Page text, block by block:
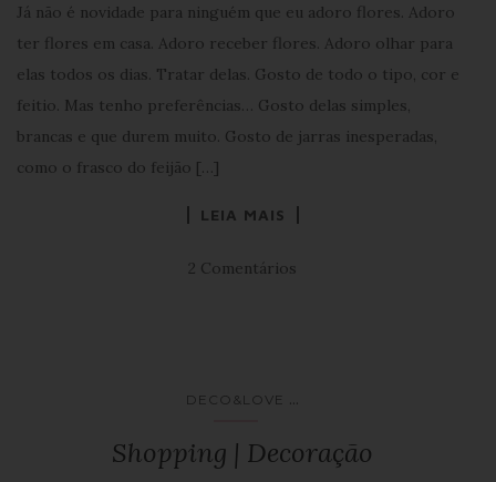
Já não é novidade para ninguém que eu adoro flores. Adoro
ter flores em casa. Adoro receber flores. Adoro olhar para
elas todos os dias. Tratar delas. Gosto de todo o tipo, cor e
feitio. Mas tenho preferências… Gosto delas simples,
brancas e que durem muito. Gosto de jarras inesperadas,
como o frasco do feijão […]
LEIA MAIS
2 Comentários
DECO&LOVE
Shopping | Decoração